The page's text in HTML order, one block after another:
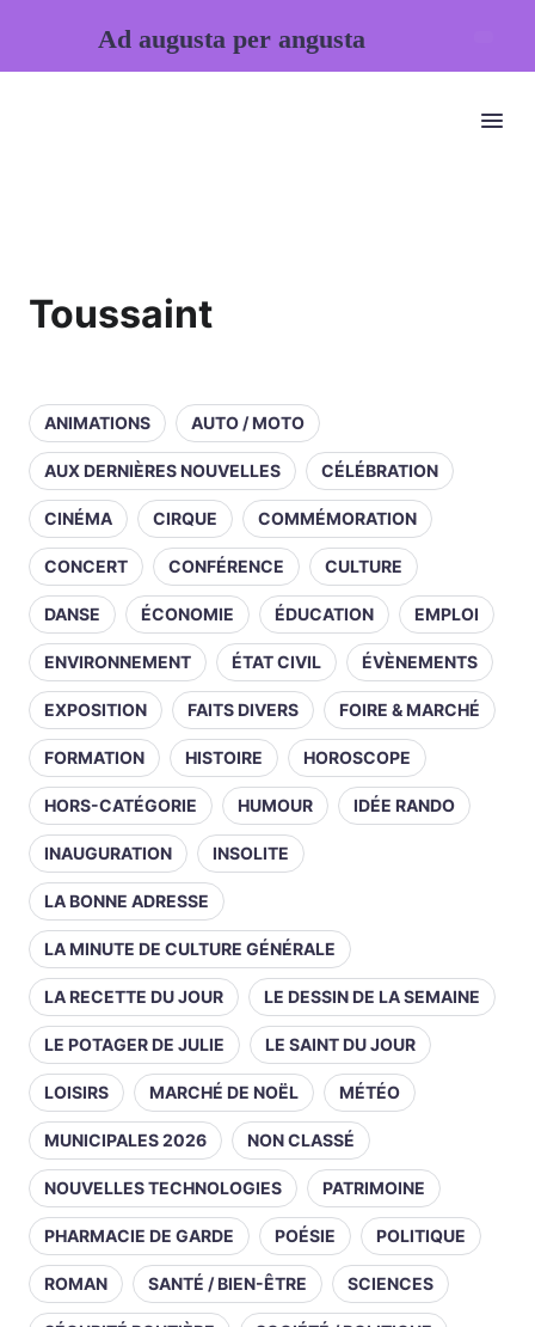
Toussaint
ANIMATIONS AUTO / MOTO
AUX DERNIÈRES NOUVELLES CÉLÉBRATION
CINÉMA CIRQUE COMMÉMORATION
CONCERT CONFÉRENCE CULTURE
DANSE ÉCONOMIE ÉDUCATION EMPLOI
ENVIRONNEMENT ÉTAT CIVIL ÉVÈNEMENTS
EXPOSITION FAITS DIVERS FOIRE & MARCHÉ
FORMATION HISTOIRE HOROSCOPE
HORS-CATÉGORIE HUMOUR IDÉE RANDO
INAUGURATION INSOLITE
LA BONNE ADRESSE
LA MINUTE DE CULTURE GÉNÉRALE
LA RECETTE DU JOUR LE DESSIN DE LA SEMAINE
LE POTAGER DE JULIE LE SAINT DU JOUR
LOISIRS MARCHÉ DE NOËL MÉTÉO
MUNICIPALES 2026 NON CLASSÉ
NOUVELLES TECHNOLOGIES PATRIMOINE
PHARMACIE DE GARDE POÉSIE POLITIQUE
ROMAN SANTÉ / BIEN-ÊTRE SCIENCES
Ad augusta per angusta